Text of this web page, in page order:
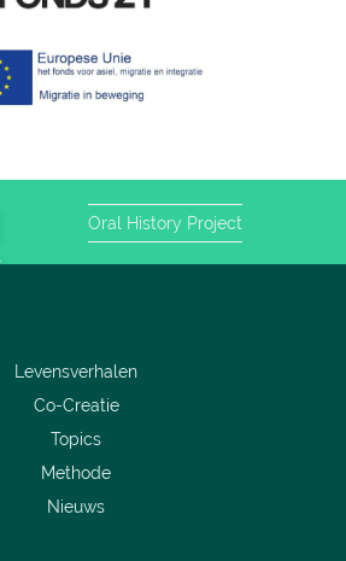
Oral History Project
Levensverhalen
Co-Creatie
Topics
Methode
Nieuws